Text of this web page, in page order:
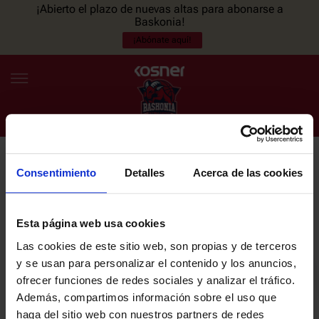
Consentimiento Detalles Acerca de las cookies
Esta página web usa cookies
Las cookies de este sitio web, son propias y de terceros
y se usan para personalizar el contenido y los anuncios,
ofrecer funciones de redes sociales y analizar el tráfico.
Además, compartimos información sobre el uso que
haga del sitio web con nuestros partners de redes
¡Abierto el plazo de nuevas altas para abonarse a
Baskonia!
¡Abónate aquí!
ES EU
NOTICIAS
PLANTILLA
ENTRADAS
NEWSLETTER
últimas noticias y promociones del club.
Email
He leído y acepto laPolítica de privacidaddel SASKI BASKONIA